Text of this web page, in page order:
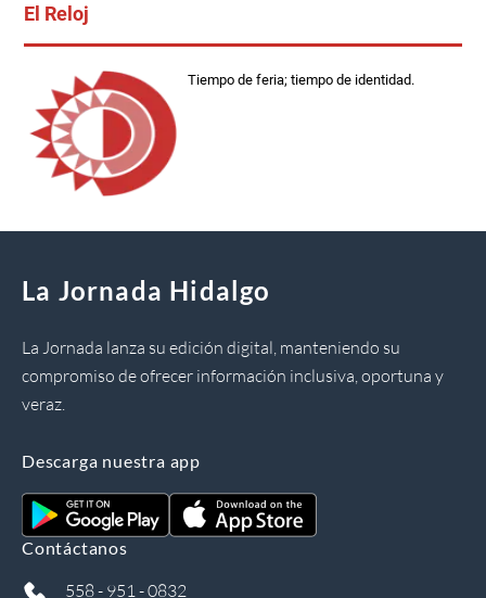
El Reloj
Tiempo de feria; tiempo de identidad.
La Jornada Hidalgo
La Jornada lanza su edición digital, manteniendo su
compromiso de ofrecer información inclusiva, oportuna y
veraz.
Descarga nuestra app
Contáctanos
558 - 951 - 0832